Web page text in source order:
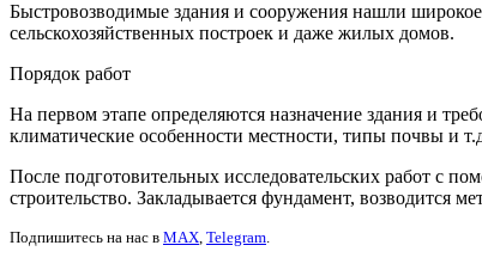
Быстровозводимые здания и сооружения нашли широкое
сельскохозяйственных построек и даже жилых домов.
Порядок работ
На первом этапе определяются назначение здания и
климатические особенности местности, типы почвы и
После подготовительных исследовательских работ с
строительство. Закладывается фундамент, возводится
Подпишитесь на нас в MAX, Telegram.